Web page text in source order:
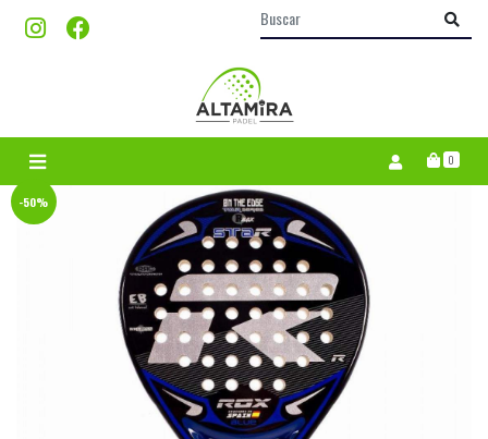
0
-50%